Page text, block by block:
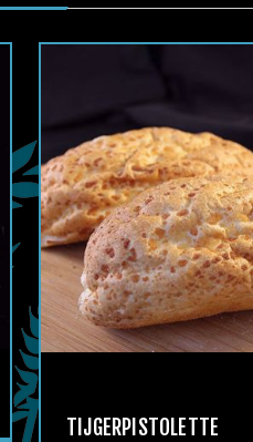
TIJGERPISTOLETTE